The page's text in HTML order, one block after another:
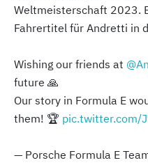
Weltmeisterschaft 2023.
Fahrertitel für Andretti in
Wishing our friends at
future 🙏
Our story in Formula E
them! 🏆 pic.twitter.com/
— Porsche Formula E